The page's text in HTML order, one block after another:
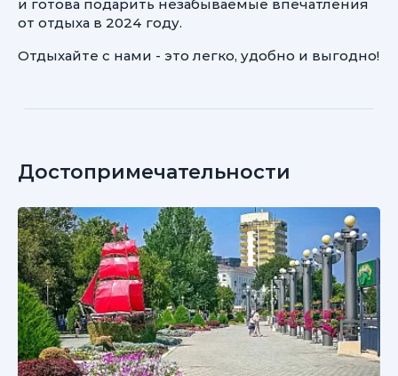
и готова подарить незабываемые впечатления
от отдыха в 2024 году.
Отдыхайте с нами - это легко, удобно и выгодно!
Достопримечательности